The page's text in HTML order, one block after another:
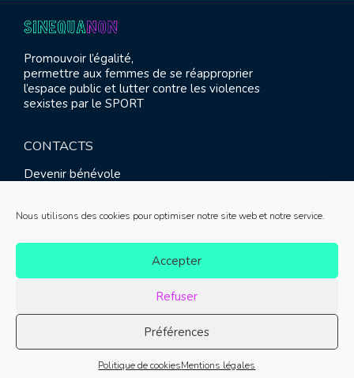
Nous utilisons des cookies pour optimiser notre site web et notre service.
Accepter
Refuser
Préférences
Politique de cookiesMentions légales
Promouvoir l’égalité,
permettre aux femmes de se réapproprier
l’espace public et lutter contre les violences
sexistes par le SPORT
CONTACTS
Devenir bénévole
Contact
© SINE QUA NON 2021 |Mentions légales|Réalisation :
Meliatis